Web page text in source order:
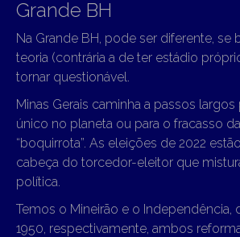
Grande BH
Na Grande BH, pode ser diferente, se
teoria (contrária a de ter estádio
tornar questionável.
Minas Gerais caminha a passos
único no planeta ou para o fracasso
“boquirrota”. As eleições de 2022
cabeça do torcedor-eleitor que
política.
Temos o Mineirão e o Independência,
1950, respectivamente, ambos